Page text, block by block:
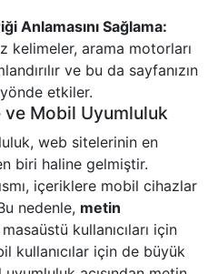
Anlamasını Sağlama:
kelimeler, arama motorları
ve bu da sayfanızın
yönde etkiler.
Mobil Uyumluluk
web sitelerinin en
biri haline gelmiştir.
içeriklere mobil cihazlar
nedenle, metin
kullanıcıları için
kullanıcılar için de büyük